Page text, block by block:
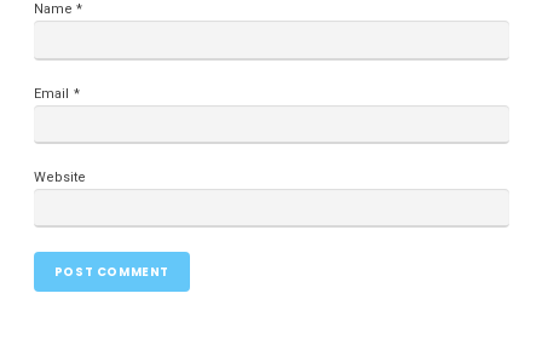
Name*
Email *
Website